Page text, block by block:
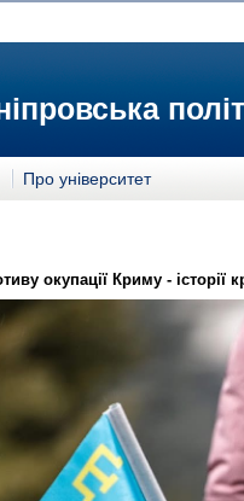
Про університет
окупації Криму - історії